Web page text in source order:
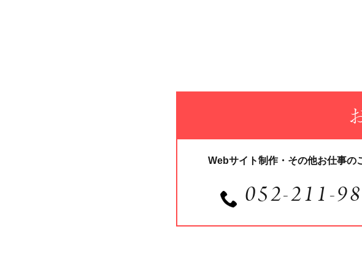
Webサイト制作・その他お仕事の
052-211-